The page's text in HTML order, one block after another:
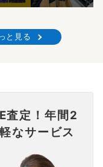
と見る
査定！年間2
なサービス